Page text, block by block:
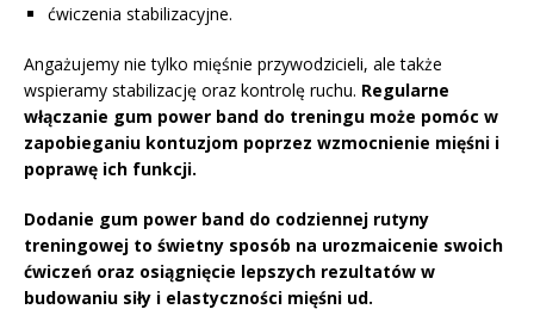
ćwiczenia stabilizacyjne.
Angażujemy nie tylko mięśnie przywodzicieli, ale także
wspieramy stabilizację oraz kontrolę ruchu. Regularne
włączanie gum power band do treningu może pomóc w
zapobieganiu kontuzjom poprzez wzmocnienie mięśni i
poprawę ich funkcji.
Dodanie gum power band do codziennej rutyny
treningowej to świetny sposób na urozmaicenie swoich
ćwiczeń oraz osiągnięcie lepszych rezultatów w
budowaniu siły i elastyczności mięśni ud.